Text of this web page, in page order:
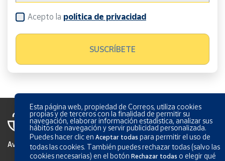
Acepto la política de privacidad
Aviso Legal
Esta página web, propiedad de Correos, utiliza cookies
propias y de terceros con la finalidad de permitir su
navegación, elaborar información estadística, analizar sus
hábitos de navegación y servir publicidad personalizada.
Puedes hacer clic enAceptar todas para permitir el uso de
todas las cookies. También puedes rechazar todas (salvo las
cookies necesarias) en el botónRechazar todas o elegir qué